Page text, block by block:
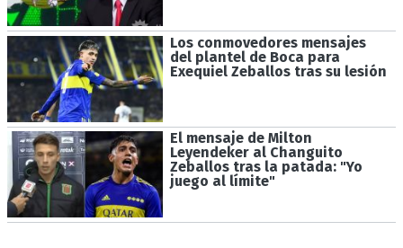
Los conmovedores mensajes
del plantel de Boca para
Exequiel Zeballos tras su lesión
El mensaje de Milton
Leyendeker al Changuito
Zeballos tras la patada: "Yo
juego al límite"